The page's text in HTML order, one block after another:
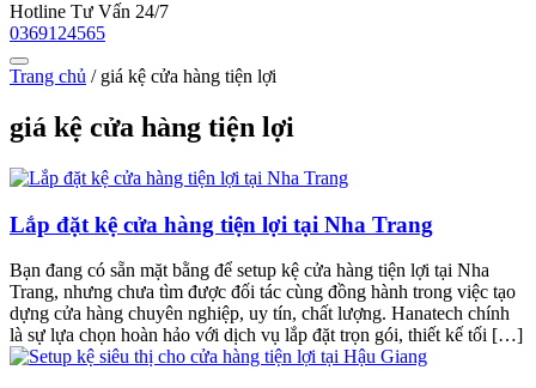
Hotline Tư Vấn 24/7
0369124565
Trang chủ / giá kệ cửa hàng tiện lợi
giá kệ cửa hàng tiện lợi
Lắp đặt kệ cửa hàng tiện lợi tại Nha Trang
Bạn đang có sẵn mặt bằng để setup kệ cửa hàng tiện lợi tại Nha
Trang, nhưng chưa tìm được đối tác cùng đồng hành trong việc tạo
dựng cửa hàng chuyên nghiệp, uy tín, chất lượng. Hanatech chính
là sự lựa chọn hoàn hảo với dịch vụ lắp đặt trọn gói, thiết kế tối […]